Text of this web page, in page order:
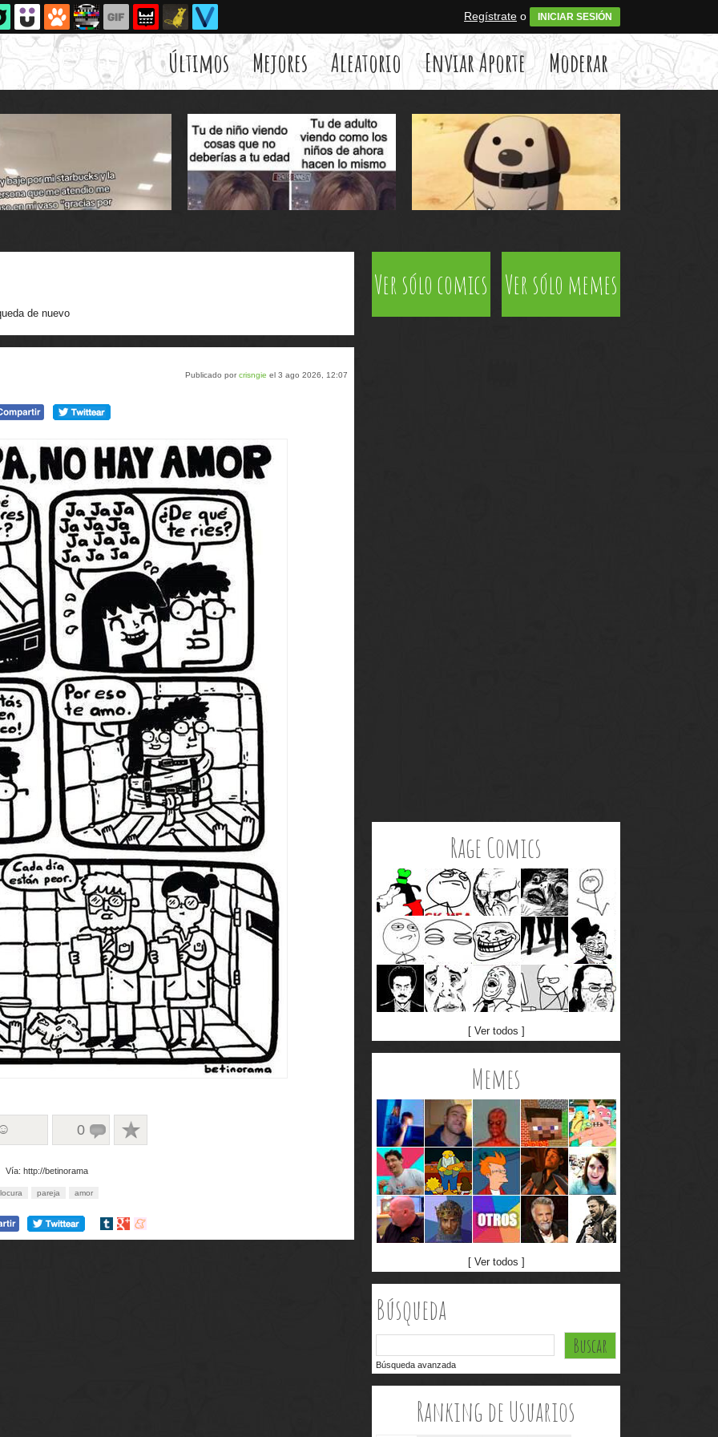
Regístrate o INICIAR SESIÓN
Últimos Mejores Aleatorio Enviar Aporte Moderar
de nuevo
Publicado porcrisngie el 3 ago 2026, 12:07
0
Vía: http://betinorama
locura pareja amor
Compartir
Compartir
Compartir
Ver sólo comics Ver sólo memes
Rage Comics
[ Ver todos ]
Memes
[ Ver todos ]
Búsqueda
Búsqueda avanzada
Ranking de Usuarios